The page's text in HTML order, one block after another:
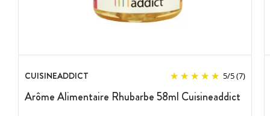
CUISINEADDICT 5/5(7)
Arôme Alimentaire Rhubarbe 58ml Cuisineaddict